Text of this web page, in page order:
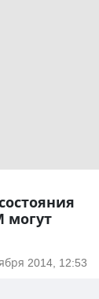
могут
2014, 12:53